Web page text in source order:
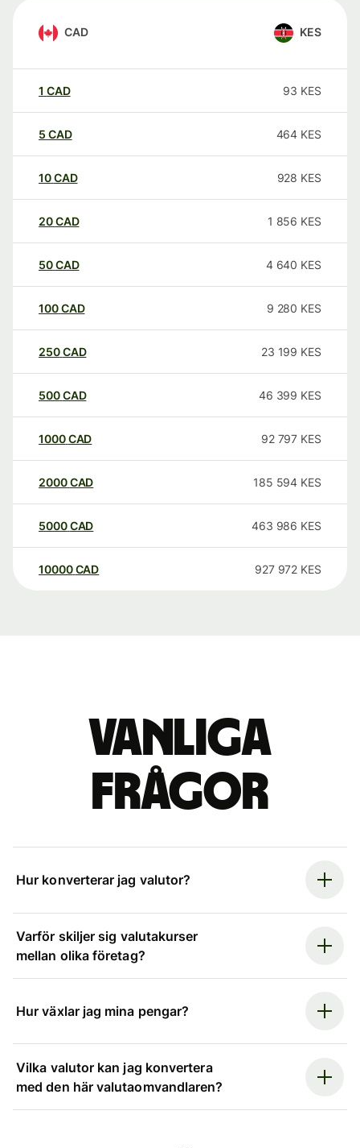
CAD KES
1 CAD 93 KES
5 CAD 464 KES
10CAD 928 KES
20CAD 1 856 KES
50CAD 4 640 KES
100CAD 9 280 KES
250CAD 23 199 KES
500CAD 46 399 KES
1000CAD 92 797 KES
2000CAD 185 594 KES
5000CAD 463 986 KES
10000 CAD 927 972 KES
Vanliga
frågor
Hur konverterar jag valutor?
Varför skiljer sig valutakurser
mellan olika företag?
Hur växlar jag mina pengar?
Vilka valutor kan jag konvertera
med den här valutaomvandlaren?